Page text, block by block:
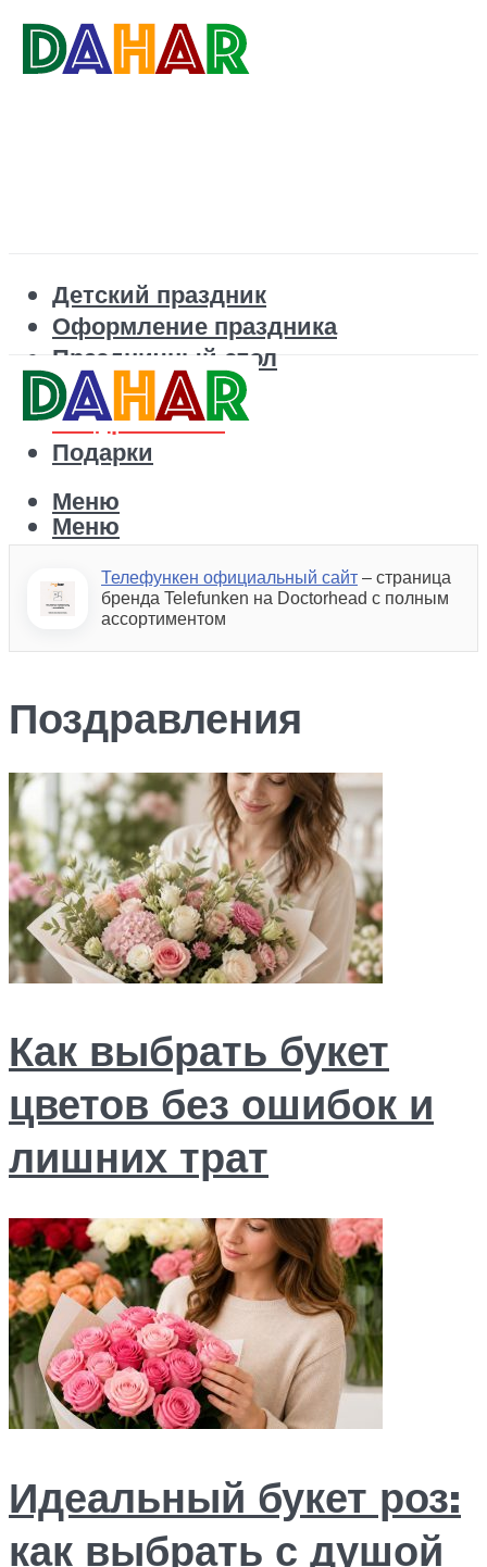
Детский праздник
Оформление праздника
Праздничный стол
Корпоратив
Поздравления
Подарки
Меню
Меню
Телефункен официальный сайт – страница
бренда Telefunken на Doctorhead с полным
ассортиментом
Поздравления
Как выбрать букет
цветов без ошибок и
лишних трат
Идеальный букет роз:
как выбрать с душой